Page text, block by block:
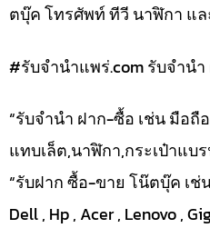
ตบุ๊ค โทรศัพท์ ทีวี นาฬิกา แล
#รับจํานําแพร่.com รับจำนำ
“รับจำนำ ฝาก-ซื้อ เช่น มือถื
แทบเล็ต,นาฬิกา,กระเป๋าแบ
“รับฝาก ซื้อ-ขาย โน๊ตบุ๊ค เ
Dell , Hp , Acer , Lenovo ,